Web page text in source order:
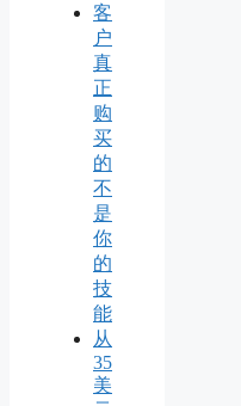
客
户
真
正
购
买
的
不
是
你
的
技
能
从
35
美